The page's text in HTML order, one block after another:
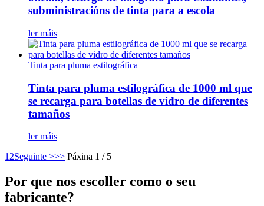
subministracións de tinta para a escola
ler máis
Tinta para pluma estilográfica
Tinta para pluma estilográfica de 1000 ml que
se recarga para botellas de vidro de diferentes
tamaños
ler máis
1 2Seguinte >>> Páxina 1 / 5
Por que nos escoller como o seu
fabricante?